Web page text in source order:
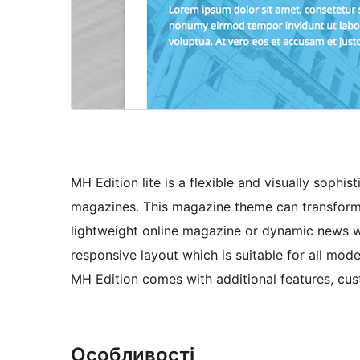
MH Edition lite is a flexible and visually
magazines. This magazine theme can
lightweight online magazine or dynamic
responsive layout which is suitable for all
MH Edition comes with additional features,
Особливості